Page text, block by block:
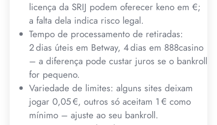
licença da SRIJ podem oferecer keno em €;
a falta dela indica risco legal.
Tempo de processamento de retiradas:
2 dias úteis em Betway, 4 dias em 888casino
– a diferença pode custar juros se o bankroll
for pequeno.
Variedade de limites: alguns sites deixam
jogar 0,05 €, outros só aceitam 1 € como
mínimo – ajuste ao seu bankroll.